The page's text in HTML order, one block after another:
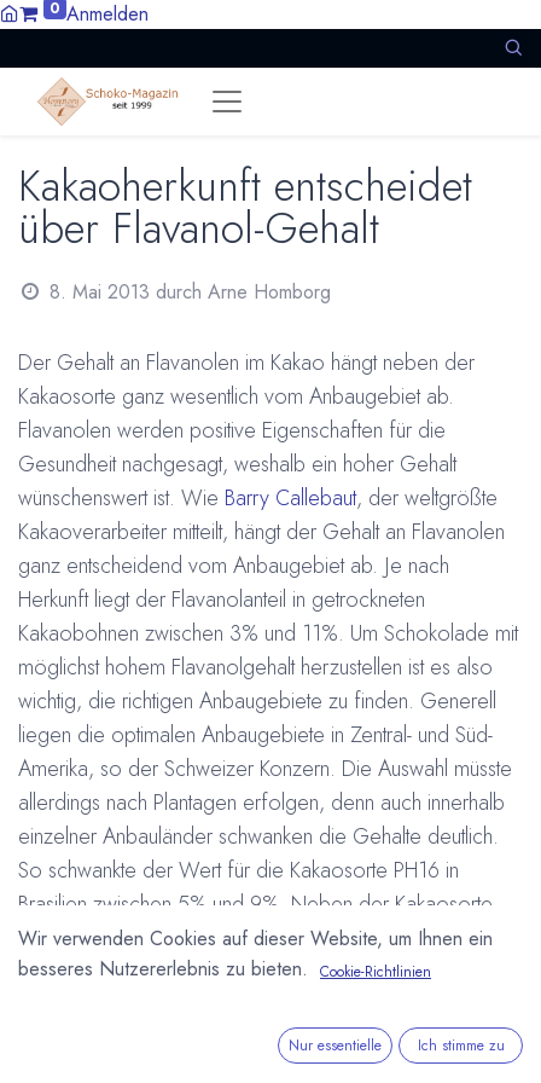
0 Anmelden
Kakaoherkunft entscheidet
über Flavanol-Gehalt
8. Mai 2013 durch Arne Homborg
Der Gehalt an Flavanolen im Kakao hängt neben der
Kakaosorte ganz wesentlich vom Anbaugebiet ab.
Flavanolen werden positive Eigenschaften für die
Gesundheit nachgesagt, weshalb ein hoher Gehalt
wünschenswert ist. Wie Barry Callebaut, der weltgrößte
Kakaoverarbeiter mitteilt, hängt der Gehalt an Flavanolen
ganz entscheidend vom Anbaugebiet ab. Je nach
Herkunft liegt der Flavanolanteil in getrockneten
Kakaobohnen zwischen 3% und 11%. Um Schokolade mit
möglichst hohem Flavanolgehalt herzustellen ist es also
wichtig, die richtigen Anbaugebiete zu finden. Generell
liegen die optimalen Anbaugebiete in Zentral- und Süd-
Amerika, so der Schweizer Konzern. Die Auswahl müsste
allerdings nach Plantagen erfolgen, denn auch innerhalb
einzelner Anbauländer schwanken die Gehalte deutlich.
So schwankte der Wert für die Kakaosorte PH16 in
Brasilien zwischen 5% und 9%. Neben der Kakaosorte
und der Herkunft spielt die Verarbeitung eine
entscheidende Rolle um eine Schokolade mit hohem
Forschung und Entwicklung Gesundheit
Wir verwenden Cookies auf dieser Website, um Ihnen ein
besseres Nutzererlebnis zu bieten.
Cookie-Richtlinien
Nur essentielle Ich stimme zu